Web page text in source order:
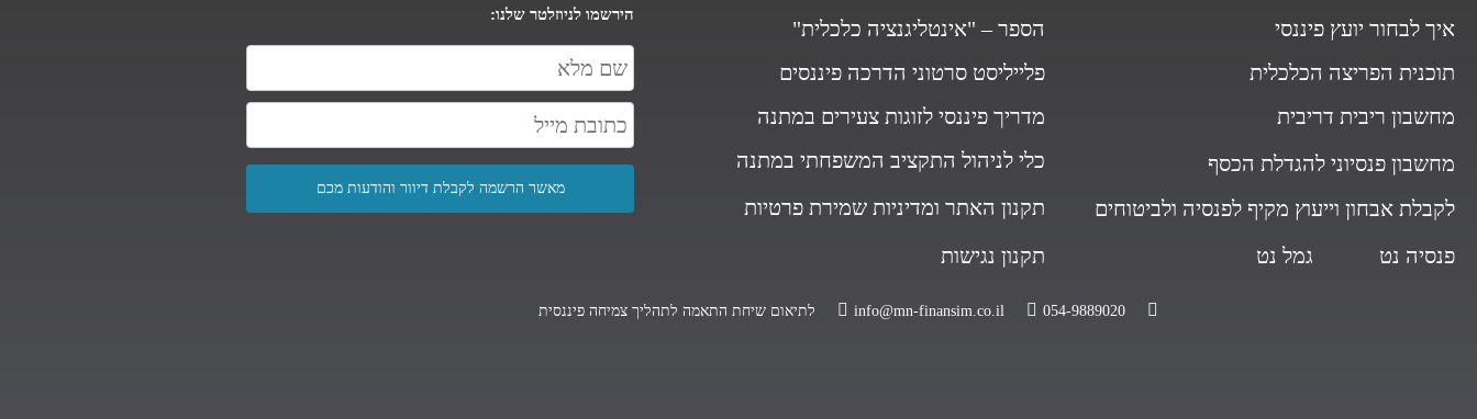
איך לבחור יועץ פיננסי
תוכנית הפריצה הכלכלית
מחשבון ריבית דריבית
מחשבון פנסיוני להגדלת הכסף
לקבלת אבחון וייעוץ מקיף לפנסיה ולביטוחים
פנסיה נט
גמל נט
הספר – "אינטליגנציה כלכלית"
פלייליסט סרטוני הדרכה פיננסים
מדריך פיננסי לזוגות צעירים במתנה
כלי לניהול התקציב המשפחתי במתנה
תקנון האתר ומדיניות שמירת פרטיות
תקנון נגישות
הירשמו לניוזלטר שלנו:
054-9889020
info@mn-finansim.co.il לתיאום שיחת התאמה לתהליך צמיחה פיננסית